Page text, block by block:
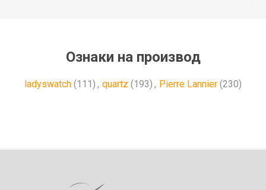
Ознаки на производ
ladyswatch (111) , quartz (193) , Pierre Lannier (230)